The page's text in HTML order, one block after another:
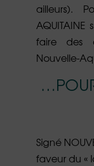
ailleurs).
faire des
Nouvelle-
Signé
faveur du «